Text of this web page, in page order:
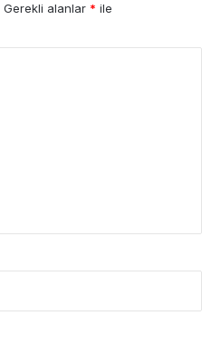
Gerekli alanlar * ile